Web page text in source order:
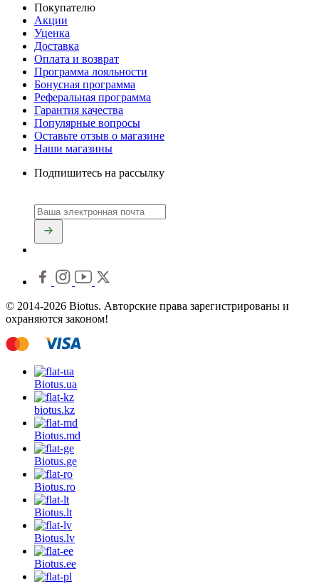
Покупателю
Акции
Уценка
Доставка
Оплата и возврат
Программа лояльности
Бонусная программа
Реферальная программа
Гарантия качества
Популярные вопросы
Оставьте отзыв о магазине
Наши магазины
Подпишитесь на рассылку
© 2014-2026 Biotus. Авторские права зарегистрированы и
охраняются законом!
Biotus.ua
biotus.kz
Biotus.md
Biotus.ge
Biotus.ro
Biotus.lt
Biotus.lv
Biotus.ee